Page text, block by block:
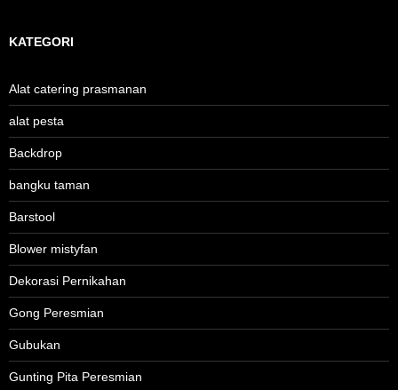
KATEGORI
Alat catering prasmanan
alat pesta
Backdrop
bangku taman
Barstool
Blower mistyfan
Dekorasi Pernikahan
Gong Peresmian
Gubukan
Gunting Pita Peresmian